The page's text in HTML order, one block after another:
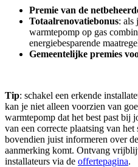
Premie van de
Totaalrenovatiebonus: als
warmtepomp op gas
energiebesparende
Gemeentelijke premies
Tip: schakel een erkende
kan je niet alleen voorzien van
warmtepomp dat het best past bij
van een correcte plaatsing van
bovendien juist informeren over
aanmerking komt. Ontvang
installateurs via de offertepagina.